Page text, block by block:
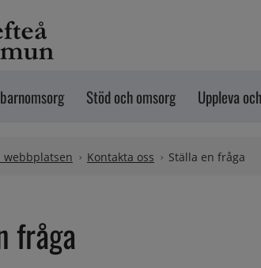
Stöd och omsorg Uppleva
webbplatsen Kontakta oss Ställa en fråga
fråga